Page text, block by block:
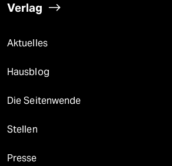
Verlag
Aktuelles
Hausblog
Die Seitenwende
Stellen
Presse